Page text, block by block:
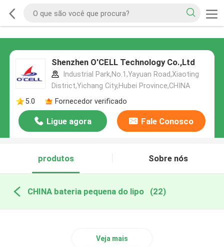
Shenzhen O'CELL Technology Co.,Ltd
Industrial Park,No.1,Yayuan Road,Xiaoting
District,Yichang City,Hubei Province,CHINA
5.0
Fornecedor verificado
Ligue agora Fale Conosco
produtos Sobre nós
CHINA bateria pequena do lipo (22)
Veja mais